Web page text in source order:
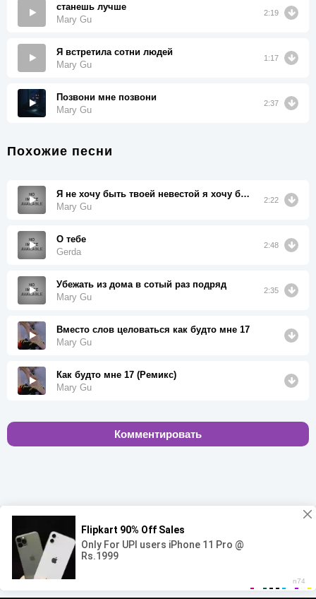
станешь лучше
Mary Gu
2:19
Я встретила сотни людей
Mary Gu
1:17
Позвони мне позвони
Mary Gu
2:37
Похожие песни
Я не хочу быть твоей невестой я хочу быть богатой
Mary Gu
2:22
О тебе
Gerda
2:48
Убежать из дома в сотый раз подряд
Mary Gu
2:35
Вместо слов целоваться как будто мне 17
Mary Gu
Как будто мне 17 (Ремикс)
Mary Gu
Комментировать
00:00